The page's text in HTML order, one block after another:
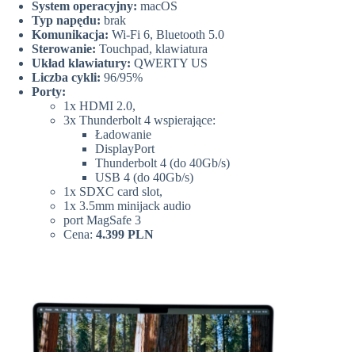
System operacyjny: macOS
Typ napędu: brak
Komunikacja: Wi-Fi 6, Bluetooth 5.0
Sterowanie: Touchpad, klawiatura
Układ klawiatury: QWERTY US
Liczba cykli: 96/95%
Porty:
1x HDMI 2.0,
3x Thunderbolt 4 wspierające:
Ładowanie
DisplayPort
Thunderbolt 4 (do 40Gb/s)
USB 4 (do 40Gb/s)
1x SDXC card slot,
1x 3.5mm minijack audio
port MagSafe 3
Cena: 4.399 PLN